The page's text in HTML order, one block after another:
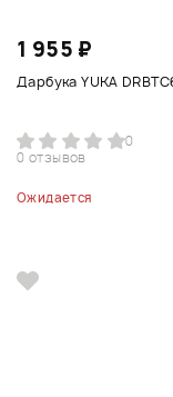
1 955 ₽
Дарбука YUKA
0
0 отзывов
Ожидается